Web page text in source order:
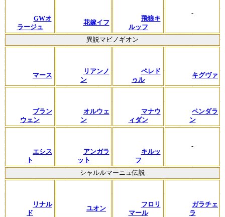
GWオ
ラージュ
花嫁イフ
飛狼キ
ルッフ
-
異説マビノギオン
マース
リアンノ
ン
ペレド
ゥル
キグヴァ
ブラン
ウェン
オルウェ
ン
マナウ
ィダン
ペンダラ
ン
エシス
ト
アンガラ
ット
キルッ
フ
-
シャルルマーニュ伝説
リナル
ド
ユオン
フロリ
マール
ガラチェ
ラ